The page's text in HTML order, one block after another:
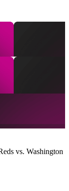
vs. Washington